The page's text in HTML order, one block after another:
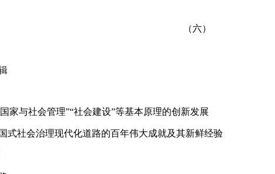
（六）
家与社会管理”“社会建设”等基本原理的创新发展
式社会治理现代化道路的百年伟大成就及其新鲜经验